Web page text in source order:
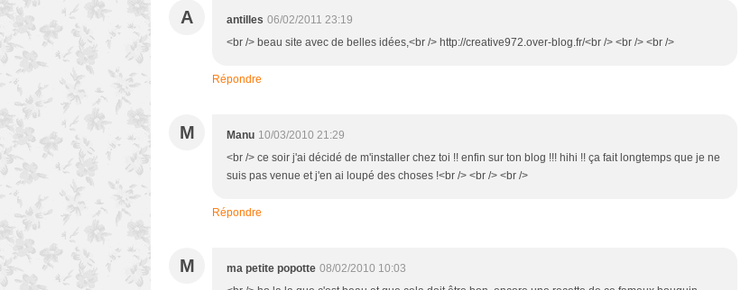
A antilles 06/02/2011 23:19
<br /> beau site avec de belles idées,<br /> http://creative972.over-blog.fr/<br /> <br /> <br />
Répondre
M Manu 10/03/2010 21:29
<br /> ce soir j'ai décidé de m'installer chez toi !! enfin sur ton blog !!! hihi !! ça fait longtemps que je ne
suis pas venue et j'en ai loupé des choses !<br /> <br /> <br />
Répondre
M ma petite popotte 08/02/2010 10:03